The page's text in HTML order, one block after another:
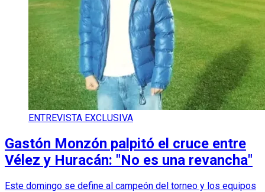
ENTREVISTA EXCLUSIVA
Gastón Monzón palpitó el cruce entre
Vélez y Huracán: "No es una revancha"
Este domingo se define al campeón del torneo y los equipos